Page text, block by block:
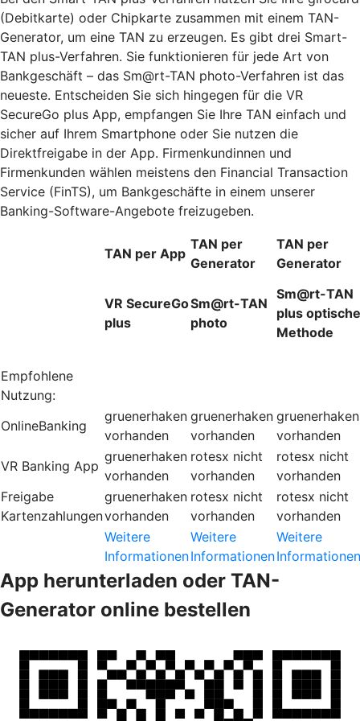
(Debitkarte) oder Chipkarte zusammen mit einem TAN-
Generator, um eine TAN zu erzeugen. Es gibt drei Smart-
TAN plus-Verfahren. Sie funktionieren für jede Art von
Bankgeschäft – das Sm@rt-TAN photo-Verfahren ist das
neueste. Entscheiden Sie sich hingegen für die VR
SecureGo plus App, empfangen Sie Ihre TAN einfach und
sicher auf Ihrem Smartphone oder Sie nutzen die
Direktfreigabe in der App. Firmenkundinnen und
Firmenkunden wählen meistens den Financial Transaction
Service (FinTS), um Bankgeschäfte in einem unserer
Banking-Software-Angebote freizugeben.
TAN per App
TAN per
Generator
TAN per
Generator
VR SecureGo
plus
Sm@rt-TAN
photo
Sm@rt-TAN
plus optische
Methode
Empfohlene
Nutzung:
OnlineBanking
gruenerhaken
vorhanden
gruenerhaken
vorhanden
gruenerhaken
vorhanden
VR Banking App
gruenerhaken
vorhanden
rotesx nicht
vorhanden
rotesx nicht
vorhanden
Freigabe
Kartenzahlungen
gruenerhaken
vorhanden
rotesx nicht
vorhanden
rotesx nicht
vorhanden
Weitere
Informationen
Weitere
Informationen
Weitere
Informationen
App herunterladen oder TAN-
Generator online bestellen